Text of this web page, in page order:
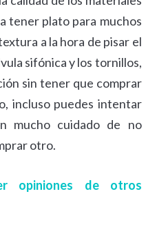
tener plato para muchos
a la hora de pisar el
sifónica y los tornillos,
sin tener que comprar
incluso puedes intentar
mucho cuidado de no
otro.
opiniones de otros